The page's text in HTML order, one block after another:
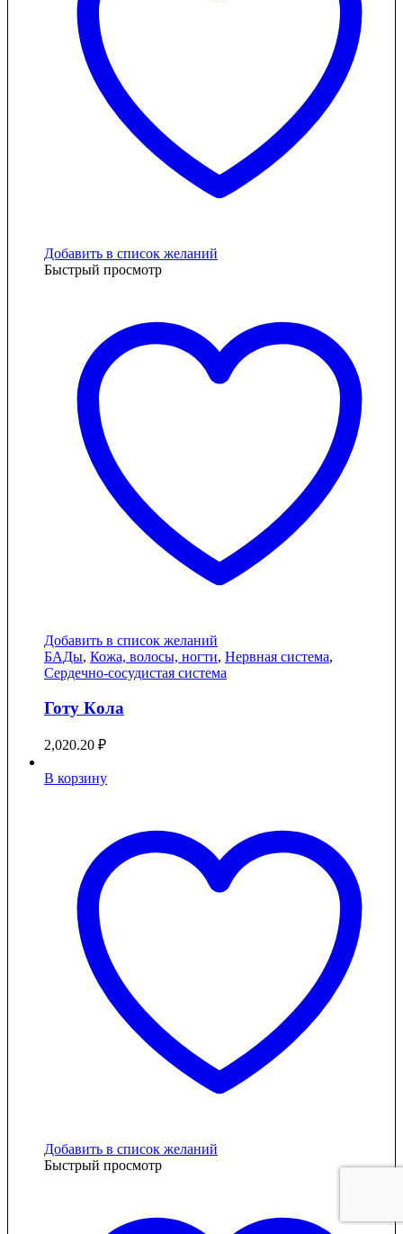
Добавить в список желаний
Быстрый просмотр
Добавить в список желаний
БАДы, Кожа, волосы, ногти, Нервная система,
Сердечно-сосудистая система
Готу Кола
2,020.20 ₽
В корзину
Добавить в список желаний
Быстрый просмотр